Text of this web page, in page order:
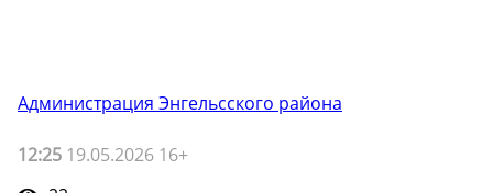
Администрация Энгельсского района
12:25 19.05.2026 16+